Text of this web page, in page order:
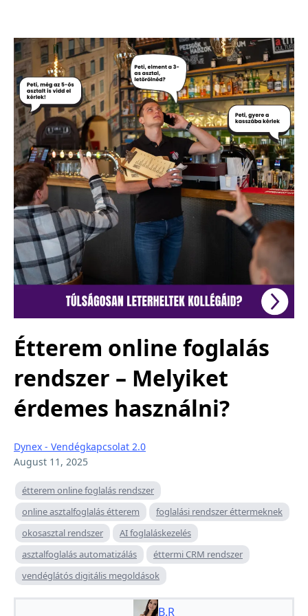
Étterem online foglalás
rendszer – Melyiket
érdemes használni?
Dynex - Vendégkapcsolat 2.0
August 11, 2025
étterem online foglalás rendszer
online asztalfoglalás étterem
foglalási rendszer éttermeknek
okosasztal rendszer
AI foglaláskezelés
asztalfoglalás automatizálás
éttermi CRM rendszer
vendéglátós digitális megoldások
B.R